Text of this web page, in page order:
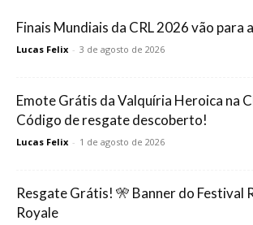
Finais Mundiais da CRL 2026 vão para
Lucas Felix - 3 de agosto de 2026
Emote Grátis da Valquíria Heroica na
Código de resgate descoberto!
Lucas Felix - 1 de agosto de 2026
Resgate Grátis! 🎌 Banner do Festival
Royale